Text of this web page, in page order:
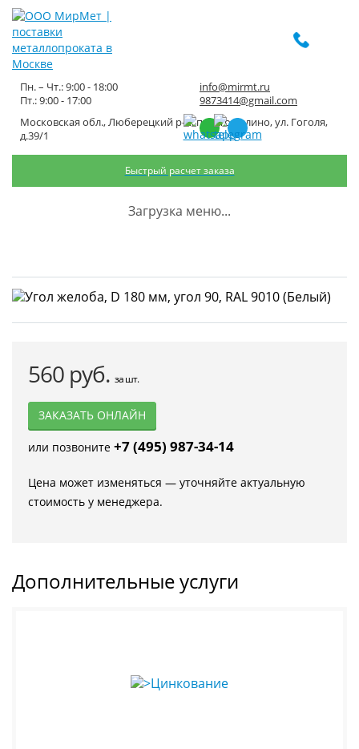
Московская обл., Люберецкий р-н, пос. Томилино, ул. Гоголя,
д.39/1
Пн. – Чт.: 9:00 - 18:00
Пт.: 9:00 - 17:00
info@mirmt.ru
9873414@gmail.com
Быстрый расчет заказа
Загрузка меню...
Угол желоба, D 180 мм, угол 90,
RAL 9010 (Белый)
560 руб. за шт.
ЗАКАЗАТЬ ОНЛАЙН
или позвоните +7 (495) 987-34-14
Цена может изменяться — уточняйте актуальную
стоимость у менеджера.
Дополнительные услуги